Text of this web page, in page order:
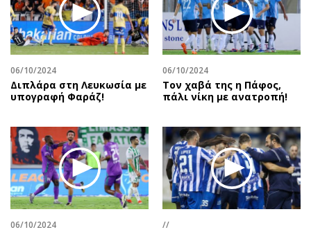
06/10/2024
Διπλάρα στη Λευκωσία με
υπογραφή Φαράζ!
06/10/2024
Τον χαβά της η Πάφος,
πάλι νίκη με ανατροπή!
06/10/2024 //